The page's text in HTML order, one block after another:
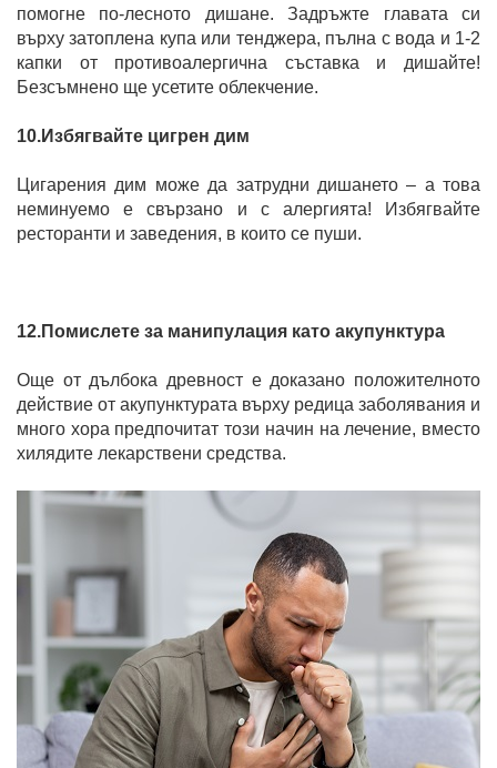
помогне по-лесното дишане. Задръжте главата си
върху затоплена купа или тенджера, пълна с вода и 1-2
капки от противоалергична съставка и дишайте!
Безсъмнено ще усетите облекчение.
10.Избягвайте цигрен дим
Цигарения дим може да затрудни дишането – а това
неминуемо е свързано и с алергията! Избягвайте
ресторанти и заведения, в които се пуши.
12.Помислете за манипулация като акупунктура
Още от дълбока древност е доказано положителното
действие от акупунктурата върху редица заболявания и
много хора предпочитат този начин на лечение, вместо
хилядите лекарствени средства.